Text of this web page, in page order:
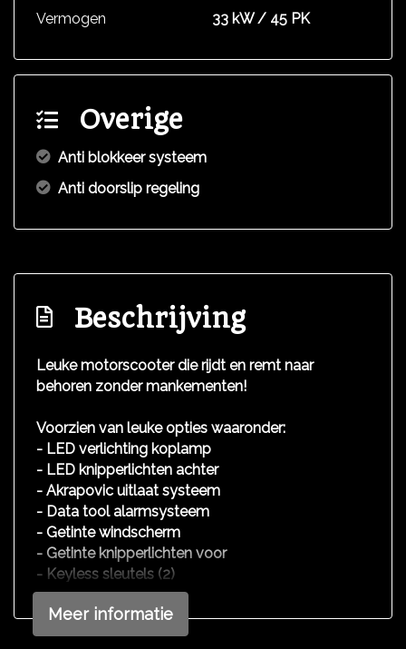
Vermogen
33 kW / 45 PK
Overige
Anti blokkeer systeem
Anti doorslip regeling
Beschrijving
Leuke motorscooter die rijdt en remt naar
behoren zonder mankementen!
Voorzien van leuke opties waaronder:
- LED verlichting koplamp
- LED knipperlichten achter
- Akrapovic uitlaat systeem
- Data tool alarmsysteem
- Getinte windscherm
- Getinte knipperlichten voor
- Keyless sleutels (2)
We hebben ons uiterste best gedaan om alle
informatie in deze advertentie correct weer te
Meer informatie